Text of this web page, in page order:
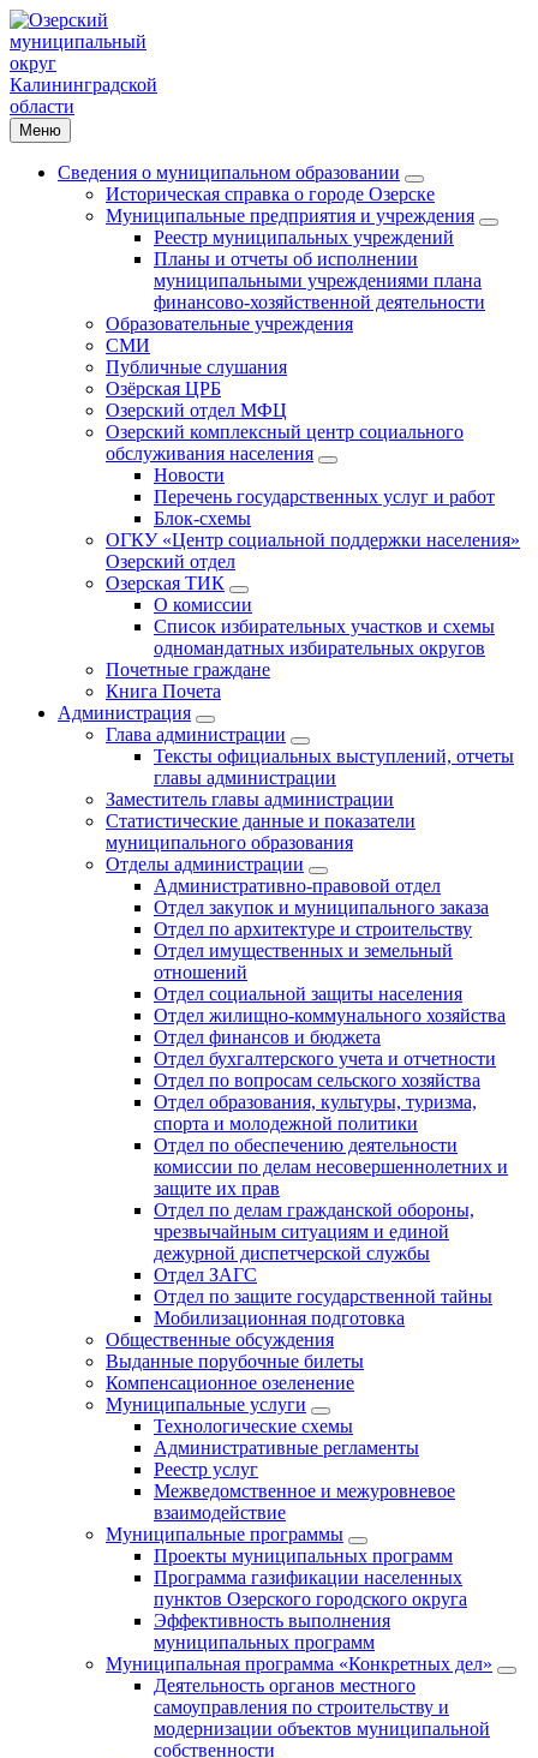
Меню
Сведения о муниципальном образовании
Историческая справка о городе Озерске
Муниципальные предприятия и учреждения
Реестр муниципальных учреждений
Планы и отчеты об исполнении
муниципальными учреждениями плана
финансово-хозяйственной деятельности
Образовательные учреждения
СМИ
Публичные слушания
Озёрская ЦРБ
Озерский отдел МФЦ
Озерский комплексный центр социального
обслуживания населения
Новости
Перечень государственных услуг и работ
Блок-схемы
ОГКУ «Центр социальной поддержки населения»
Озерский отдел
Озерская ТИК
О комиссии
Список избирательных участков и схемы
одномандатных избирательных округов
Почетные граждане
Книга Почета
Администрация
Глава администрации
Тексты официальных выступлений, отчеты
главы администрации
Заместитель главы администрации
Статистические данные и показатели
муниципального образования
Отделы администрации
Административно-правовой отдел
Отдел закупок и муниципального заказа
Отдел по архитектуре и строительству
Отдел имущественных и земельный
отношений
Отдел социальной защиты населения
Отдел жилищно-коммунального хозяйства
Отдел финансов и бюджета
Отдел бухгалтерского учета и отчетности
Отдел по вопросам сельского хозяйства
Отдел образования, культуры, туризма,
спорта и молодежной политики
Отдел по обеспечению деятельности
комиссии по делам несовершеннолетних и
защите их прав
Отдел по делам гражданской обороны,
чрезвычайным ситуациям и единой
дежурной диспетчерской службы
Отдел ЗАГС
Отдел по защите государственной тайны
Мобилизационная подготовка
Общественные обсуждения
Выданные порубочные билеты
Компенсационное озеленение
Муниципальные услуги
Технологические схемы
Административные регламенты
Реестр услуг
Межведомственное и межуровневое
взаимодействие
Муниципальные программы
Проекты муниципальных программ
Программа газификации населенных
пунктов Озерского городского округа
Эффективность выполнения
муниципальных программ
Муниципальная программа «Конкретных дел»
Деятельность органов местного
самоуправления по строительству и
модернизации объектов муниципальной
собственности